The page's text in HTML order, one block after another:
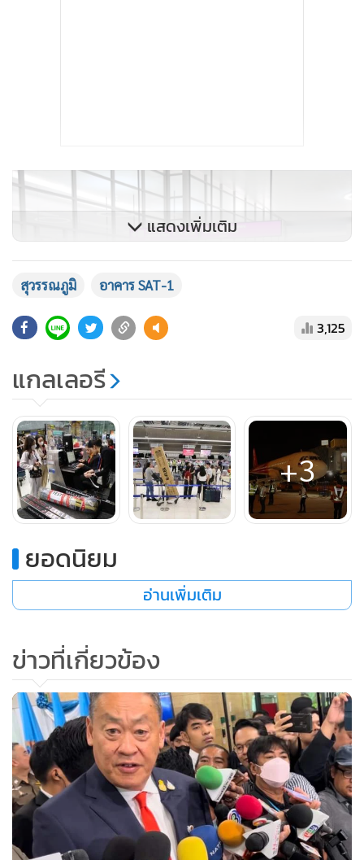
สำหรับการทดลองปฏิบัติการฯ ครั้งนี้ ท่าอากาศยานสุวรรณภูมิได้
รับความร่วมมือจากทุกภาคส่วนที่เกี่ยวข้องเป็นอย่างดี โดยสาย
การบินไทยเวียตเจ็ทให้การสนับสนุนอากาศยานพร้อมลูกเรือ
อุปกรณ์การให้บริการภาคพื้น และเจ้าหน้าที่ ในการทดลอง
ปฏิบัติการฯ รวมทั้งสนับสนุนเจ้าหน้าที่จำลองเป็นผู้โดยสาร
สมมติเพื่อสร้างความคุ้นเคย ขณะที่กองบังคับการตรวจคนเข้า
เมือง 2 สำนักงานศุลกากรตรวจของผู้โดยสาร สำนักงานศุลกากร
ตรวจสินค้า บริษัท วิทยุการบินแห่งประเทศไทย จำกัด (บวท.)
ได้สนับสนุนเจ้าหน้าที่เข้าร่วมทดลองและสังเกตการณ์ในครั้งนี้
ด้วย
แสดงเพิ่มเติม
สุวรรณภูมิ อาคาร SAT-1
3,125
แกลเลอรี
+3
ยอดนิยม
อ่านเพิ่มเติม
ข่าวที่เกี่ยวข้อง